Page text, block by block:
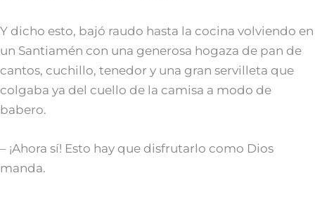
Y dicho esto, bajó raudo hasta la cocina volviendo en
un Santiamén con una generosa hogaza de pan de
cantos, cuchillo, tenedor y una gran servilleta que
colgaba ya del cuello de la camisa a modo de
babero.
– ¡Ahora sí! Esto hay que disfrutarlo como Dios
manda.